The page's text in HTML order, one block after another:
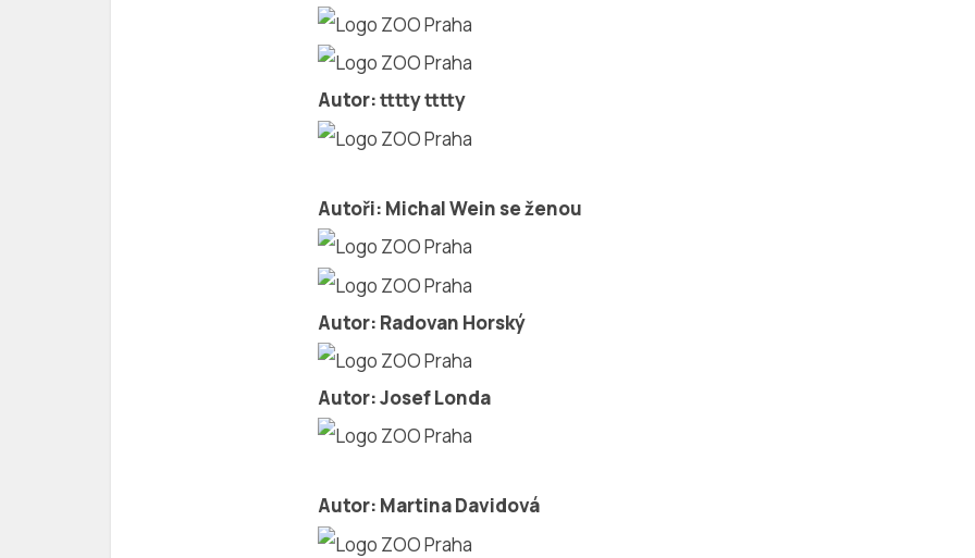
Autor: tttty tttty
Autoři: Michal Wein se ženou
Autor: Radovan Horský
Autor: Josef Londa
Autor: Martina Davidová